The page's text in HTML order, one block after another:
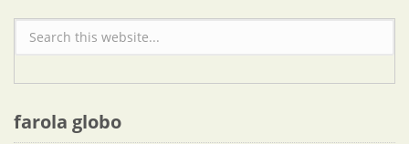
Formulario de búsqueda
farola globo